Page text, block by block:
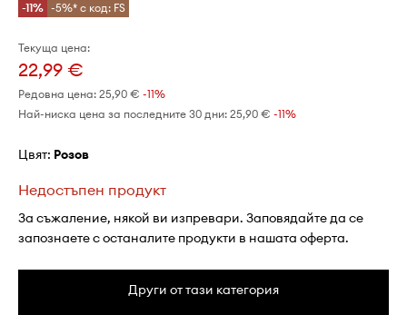
-11% -5%* с код: FS
Текуща цена:
22,99 €
Редовна цена: 25,90 € -11%
Най-ниска цена за последните 30 дни: 25,90 € -11%
Цвят: розов
Недостъпен продукт
За съжаление, някой ви изпревари. Заповядайте да се
запознаете с останалите продукти в нашата оферта.
Други от тази категория